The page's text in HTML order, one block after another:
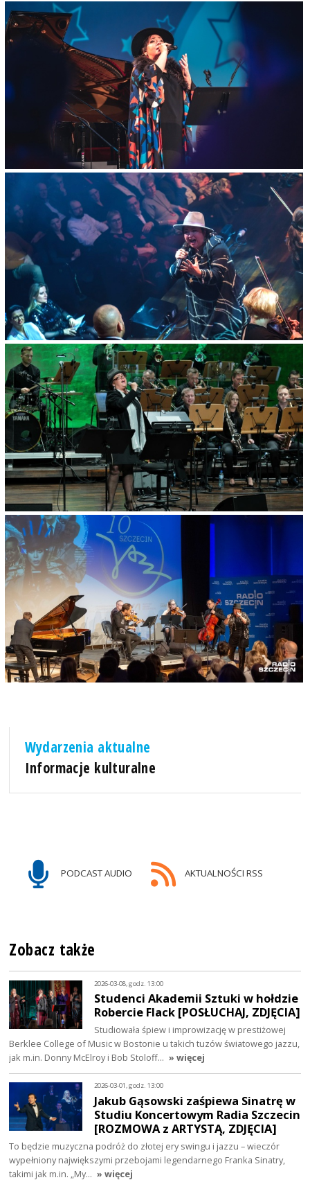
Wydarzenia aktualne
Informacje kulturalne
PODCAST AUDIO AKTUALNOŚCI RSS
Zobacz także
2026-03-08, godz. 13:00
Studenci Akademii Sztuki w hołdzie
Robercie Flack [POSŁUCHAJ, ZDJĘCIA]
Studiowała śpiew i improwizację w prestiżowej
Berklee College of Music w Bostonie u takich tuzów światowego jazzu,
jak m.in. Donny McElroy i Bob Stoloff… » więcej
2026-03-01, godz. 13:00
Jakub Gąsowski zaśpiewa Sinatrę w
Studiu Koncertowym Radia Szczecin
[ROZMOWA z ARTYSTĄ, ZDJĘCIA]
To będzie muzyczna podróż do złotej ery swingu i jazzu – wieczór
wypełniony największymi przebojami legendarnego Franka Sinatry,
takimi jak m.in. „My… » więcej